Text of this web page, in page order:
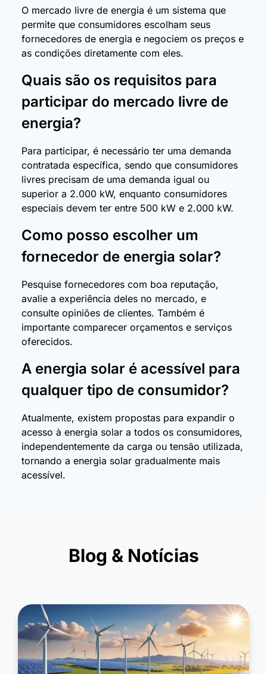
O mercado livre de energia é um sistema que
permite que consumidores escolham seus
fornecedores de energia e negociem os preços e
as condições diretamente com eles.
Quais são os requisitos para
participar do mercado livre de
energia?
Para participar, é necessário ter uma demanda
contratada específica, sendo que consumidores
livres precisam de uma demanda igual ou
superior a 2.000 kW, enquanto consumidores
especiais devem ter entre 500 kW e 2.000 kW.
Como posso escolher um
fornecedor de energia solar?
Pesquise fornecedores com boa reputação,
avalie a experiência deles no mercado, e
consulte opiniões de clientes. Também é
importante comparecer orçamentos e serviços
oferecidos.
A energia solar é acessível para
qualquer tipo de consumidor?
Atualmente, existem propostas para expandir o
acesso à energia solar a todos os consumidores,
independentemente da carga ou tensão utilizada,
tornando a energia solar gradualmente mais
acessível.
Blog & Notícias